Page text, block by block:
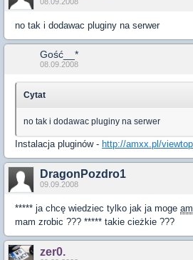
no tak i dodawac pluginy na serwer
Gość__*
08.09.2008
Cytat
no tak i dodawac pluginy na serwer
Instalacja pluginów - http://amxx.pl/
DragonPozdro1
09.09.2008
***** ja chcę wiedziec tylko jak ja moge
mam zrobic ??? ***** takie cieżkie ???
zer0.